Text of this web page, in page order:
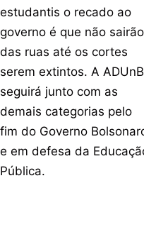
estudantis o recado ao
governo é que não sairão
das ruas até os cortes
serem extintos. A ADUnB
seguirá junto com as
demais categorias pelo
fim do Governo
e em defesa da
Pública.